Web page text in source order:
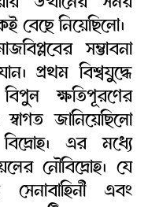
বেছে নিয়েছিলো।
সম্ভাবনা
প্রথম বিশ্বযুদ্ধে
ক্ষতিপূরণের
জানিয়েছিলো
এর মধ্যে
নৌবিদ্রোহ। যে
এবং